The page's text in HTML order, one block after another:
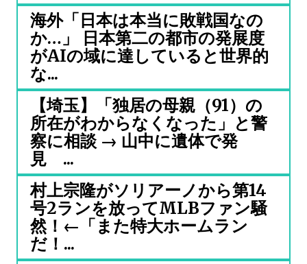
海外「日本は本当に敗戦国なの
か…」 日本第二の都市の発展度
がAIの域に達していると世界的
な...
【埼玉】「独居の母親（91）の
所在がわからなくなった」と警
察に相談 → 山中に遺体で発
見 ...
村上宗隆がソリアーノから第14
号2ランを放ってMLBファン騒
然！←「また特大ホームラン
だ！...